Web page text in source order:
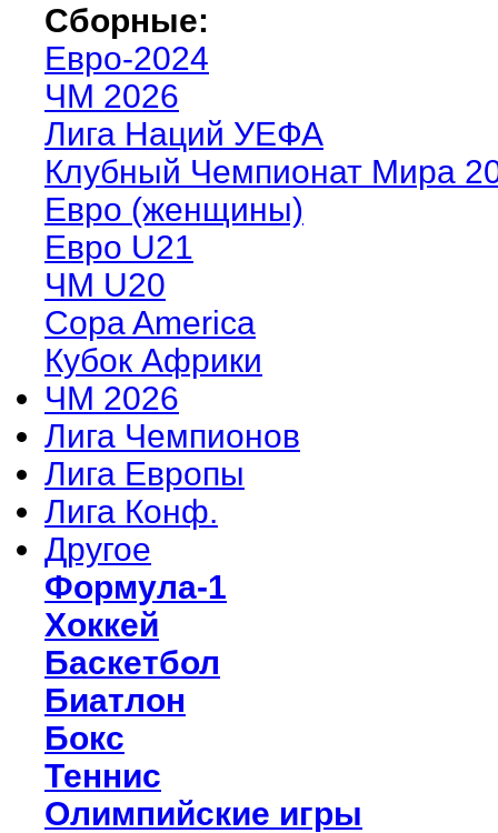
Сборные:
Евро-2024
ЧМ 2026
Лига Наций УЕФА
Клубный Чемпионат Мира
Евро (женщины)
Евро U21
ЧМ U20
Copa America
Кубок Африки
ЧМ 2026
Лига Чемпионов
Лига Европы
Лига Конф.
Другое
Формула-1
Хоккей
Баскетбол
Биатлон
Бокс
Теннис
Олимпийские игры